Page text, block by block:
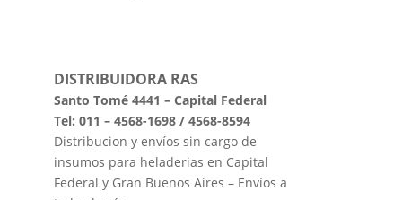
DISTRIBUIDORA RAS
Santo Tomé 4441 – Capital Federal
Tel: 011 – 4568-1698 / 4568-8594
Distribucion y envíos sin cargo de
insumos para heladerias en Capital
Federal y Gran Buenos Aires – Envíos a